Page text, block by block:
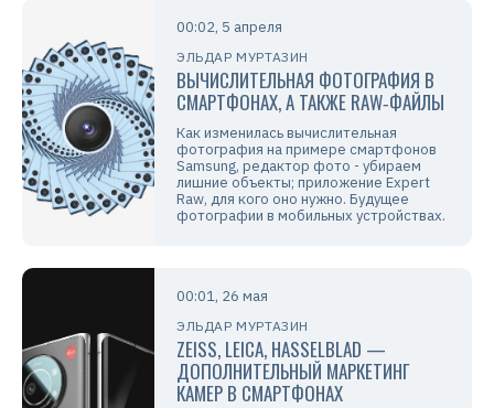
00:02, 5 апреля
ЭЛЬДАР МУРТАЗИН
ВЫЧИСЛИТЕЛЬНАЯ ФОТОГРАФИЯ В
СМАРТФОНАХ, А ТАКЖЕ RAW‑ФАЙЛЫ
Как изменилась вычислительная
фотография на примере смартфонов
Samsung, редактор фото - убираем
лишние объекты; приложение Expert
Raw, для кого оно нужно. Будущее
фотографии в мобильных устройствах.
00:01, 26 мая
ЭЛЬДАР МУРТАЗИН
ZEISS, LEICA, HASSELBLAD —
ДОПОЛНИТЕЛЬНЫЙ МАРКЕТИНГ
КАМЕР В СМАРТФОНАХ